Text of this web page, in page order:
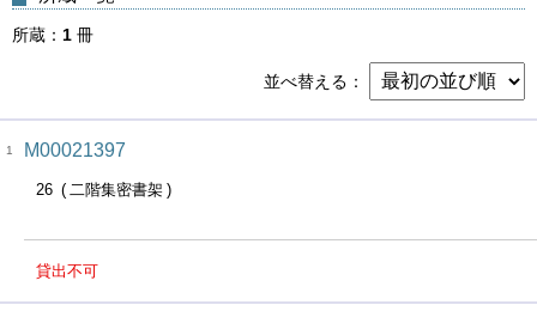
所蔵 1 冊
並べ替える
1 M00021397
26 二階集密書架
貸出不可